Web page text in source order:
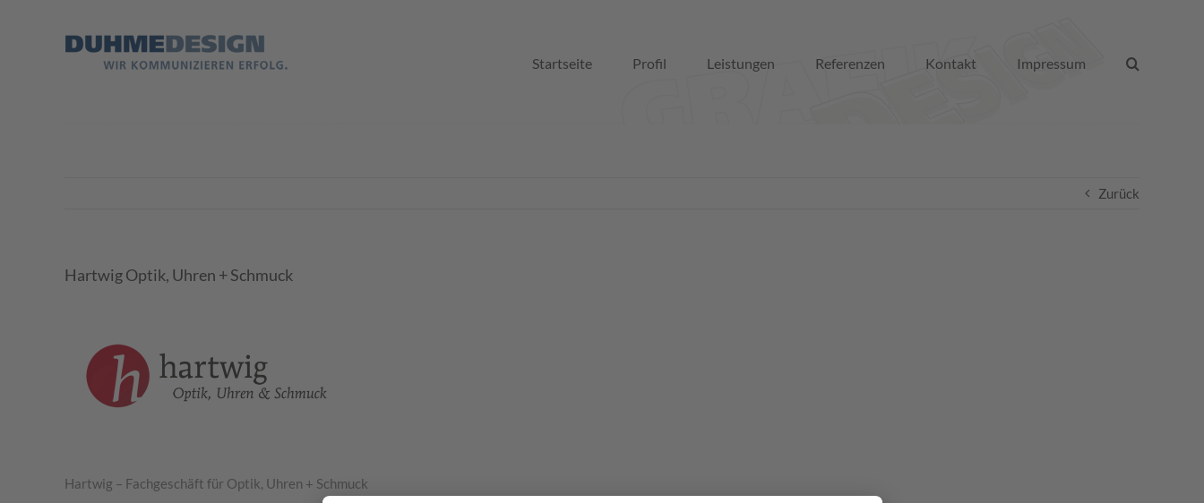
Startseite Profil Leistungen Referenzen Kontakt Impressum
Zurück
Hartwig Optik, Uhren + Schmuck
Hartwig – Fachgeschäft für Optik, Uhren + Schmuck